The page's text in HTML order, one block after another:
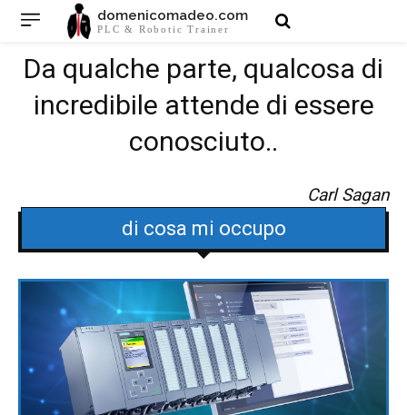
domenicomadeo.com
PLC & Robotic Trainer
Da qualche parte, qualcosa di
incredibile attende di essere
conosciuto..
Carl Sagan
di cosa mi occupo